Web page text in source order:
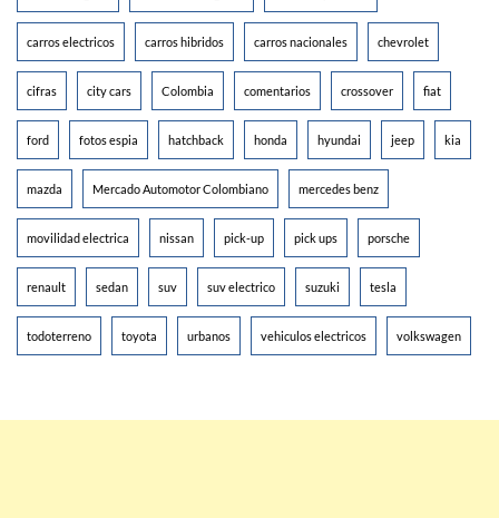
carros electricos carros hibridos carros nacionales chevrolet
cifras city cars Colombia comentarios crossover fiat
ford fotos espia hatchback honda hyundai jeep kia
mazda Mercado Automotor Colombiano mercedes benz
movilidad electrica nissan pick-up pick ups porsche
renault sedan suv suv electrico suzuki tesla
todoterreno toyota urbanos vehiculos electricos volkswagen